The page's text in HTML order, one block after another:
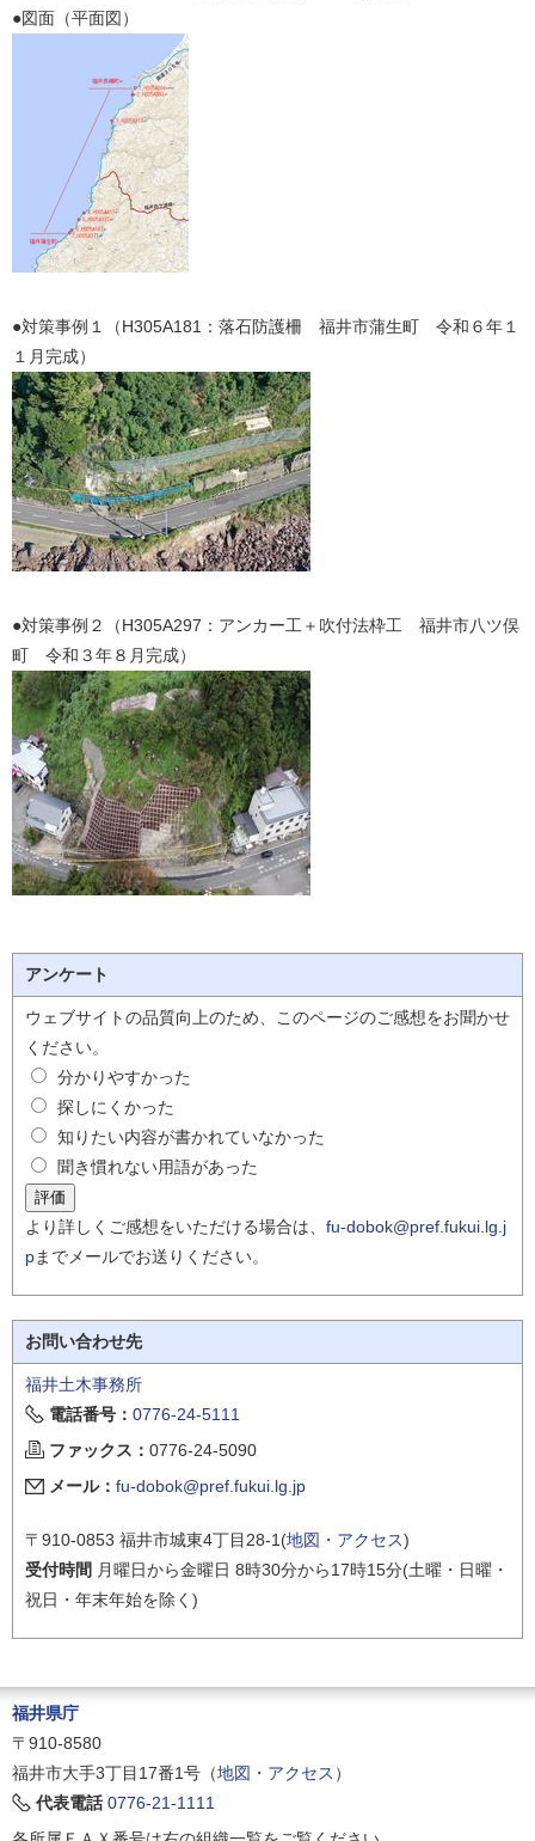
●図面（平面図）
●対策事例１（H305A181：落石防護柵 福井市蒲生町 令和６年１
１月完成）
●対策事例２（H305A297：アンカー工＋吹付法枠工 福井市八ツ俣
町 令和３年８月完成）
アンケート
ウェブサイトの品質向上のため、このページのご感想をお聞かせ
ください。
分かりやすかった
探しにくかった
知りたい内容が書かれていなかった
聞き慣れない用語があった
より詳しくご感想をいただける場合は、 fu-dobok@pref.fukui.lg.j
pまでメールでお送りください。
お問い合わせ先
福井土木事務所
電話番号： 0776-24-5111
ファックス： 0776-24-5090
メール： fu-dobok@pref.fukui.lg.jp
〒910-0853 福井市城東4丁目28-1(地図・アクセス)
受付時間 月曜日から金曜日 8時30分から17時15分(土曜・日曜・
祝日・年末年始を除く)
福井県庁
〒910-8580
福井市大手3丁目17番1号（地図・アクセス ）
代表電話 0776-21-1111